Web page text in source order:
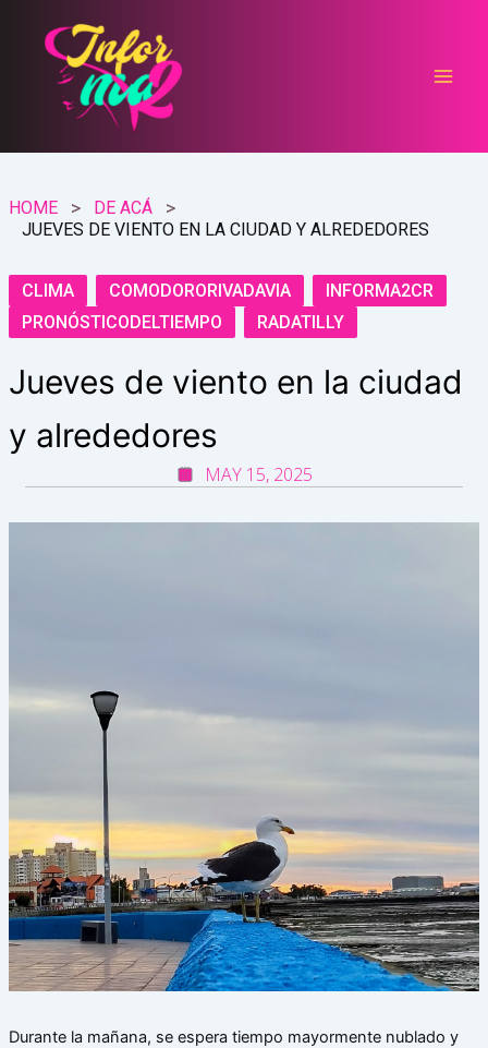
contenido
HOME
DE ACÁ
JUEVES DE VIENTO EN LA CIUDAD Y ALREDEDORES
CLIMA COMODORORIVADAVIA
INFORMA2CR
PRONÓSTICODELTIEMPO
RADATILLY
Jueves de viento en la ciudad
y alrededores
MAY 15, 2025
Durante la mañana, se espera tiempo mayormente nublado y